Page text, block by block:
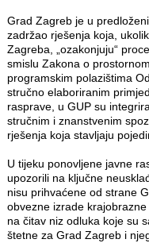
Grad Zagreb je u
zadržao rješenja koja,
Zagreba, „ozakonjuju“
smislu Zakona o
programskim polazištima
stručno elaboriranim
rasprave, u GUP su
stručnim i znanstvenim
rješenja koja stavljaju
U tijeku ponovljene javne
upozorili na ključne
nisu prihvaćene od strane
obvezne izrade
na čitav niz odluka koje su
štetne za Grad Zagreb i